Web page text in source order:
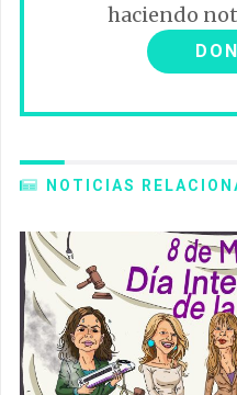
haciendo
NOTICIAS